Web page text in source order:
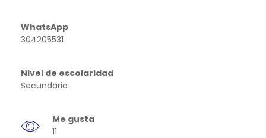
WhatsApp
304205531
Nivel de escolaridad
Secundaria
Me gusta
11